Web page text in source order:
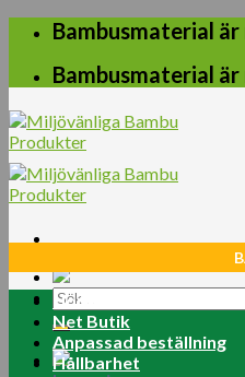
Skip
content
Bambusmaterial
Bambusmaterial
Sök
efter:
Home
Net Butik
Anpassad beställning
Hållbarhet